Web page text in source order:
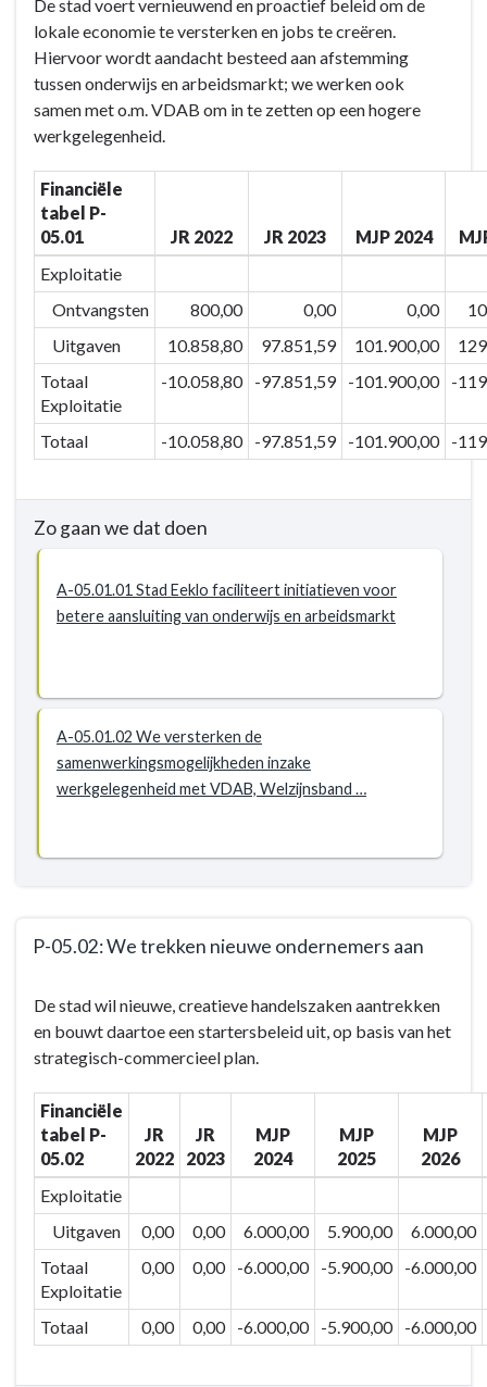
versterken
economisch
toeristisch
netwerk
troeven
inzake
ondernemen,
werken
beleven
verder
Actieplannen
naar
navigatie
BD-
05:
We
versterken
economisch
toeristisch
netwerk
om
troeven
inzake
ondernemen,
werken
verder
ontwikkelen
05.01:
economie
versterken
jobs
creëren
De stad voert vernieuwend en proactief beleid om de
lokale economie te versterken en jobs te creëren.
Hiervoor wordt aandacht besteed aan afstemming
tussen onderwijs en arbeidsmarkt; we werken ook
samen met o.m. VDAB om in te zetten op een hogere
werkgelegenheid.
Financiële
tabel P-
05.01
JR 2022 JR 2023 MJP 2024
Exploitatie
Ontvangsten
800,00 0,00 0,00
Uitgaven
10.858,80 97.851,59 101.900,00
Totaal
Exploitatie
-10.058,80 -97.851,59 -101.900,00 -
Totaal -10.058,80 -97.851,59 -101.900,00 -
Zo gaan we dat doen
A-05.01.01 Stad Eeklo faciliteert initiatieven voor
betere aansluiting van onderwijs en arbeidsmarkt
A-05.01.02 We versterken de
samenwerkingsmogelijkheden inzake
werkgelegenheid met VDAB, Welzijnsband …
P-05.02: We trekken nieuwe ondernemers aan
naar
navigatie
BD-
versterken
economisch
toeristisch
netwerk
onze
De stad wil nieuwe, creatieve handelszaken aantrekken
en bouwt daartoe een startersbeleid uit, op basis van het
strategisch-commercieel plan.
Financiële
tabel P-
05.02
JR
2022
JR
2023
MJP
2024
MJP
2025
MJP
2026
Exploitatie
Uitgaven
0,00 0,00 6.000,00 5.900,00
6.000,00
Totaal
Exploitatie
0,00 0,00 -6.000,00 -5.900,00 -6.000,00
Totaal 0,00 0,00 -6.000,00 -5.900,00 -6.000,00